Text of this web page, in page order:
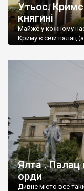
Утьос.
княгині
Майже у кожному
Криму є свій палац
Ялта . Палац
орди
Дивне місто все